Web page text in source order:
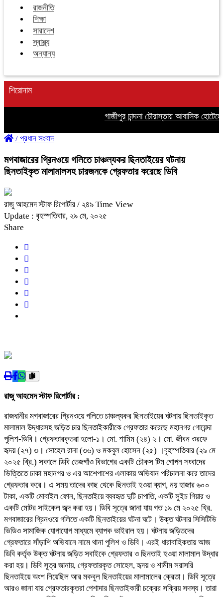
রাজনীতি
শিক্ষা
সারাদেশ
স্বাস্থ্য
অন্যান্য
শিরোনাম
গাজীপুর চান্দনা চৌরাস্তায় আবাসিক
/ প্রধান সংবাদ
মগবাজারের গ্রিনওয়ে গলিতে চাঞ্চল্যকর ছিনতাইয়ের ঘটনায়
ছিনতাইকৃত মালামালসহ চারজনকে গ্রেফতার করেছে ডিবি
রাজু আহমেদ স্টাফ রিপোর্টার / ২৪৯ Time View
Update : বৃহস্পতিবার, ২৯ মে, ২০২৫
Share
রাজু আহমেদ স্টাফ রিপোর্টার :
রাজধানীর মগবাজারের গ্রিনওয়ে গলিতে চাঞ্চল্যকর ছিনতাইয়ের ঘটনায় ছিনতাইকৃত
মালামাল উদ্ধারসহ জড়িত চার ছিনতাইকারীকে গ্রেফতার করেছে মহানগর গোয়েন্দা
পুলিশ-ডিবি। গ্রেফতারকৃতরা হলো-১। মো. শামিম (২৪) ২। মো. জীবন ওরফে
হৃদয় (২৭) ৩। সোহেল রানা (৩৬) ও মকবুল হোসেন (২৫) ।বৃহস্পতিবার (২৯ মে
২০২৫ খ্রি.) সকালে ডিবি তেজগাঁও বিভাগের একটি চৌকস টিম গোপন সংবাদের
ভিত্তিতে ঢাকা মহানগর ও এর আশেপাশের এলাকায় অভিযান পরিচালনা করে তাদের
গ্রেফতার করে। এ সময় তাদের কাছ থেকে ছিনতাই হওয়া ব্যাগ, নয় হাজার ৬০০
টাকা, একটি মোবাইল ফোন, ছিনতাইয়ে ব্যবহৃত দুটি চাপাতি, একটি সুইচ গিয়ার ও
একটি মোটর সাইকেল জব্দ করা হয়। ডিবি সূত্রে জানা যায় গত ১৯ মে ২০২৫ খ্রি.
মগবাজারের গ্রিনওয়ে গলিতে একটি ছিনতাইয়ের ঘটনা ঘটে। উক্ত ঘটনার সিসিটিভি
ভিডিও সামাজিক যোগাযোগ মাধ্যমে ব্যাপক ভাইরাল হয়। ঘটনায় জড়িতদের
গ্রেফতারে সাঁড়াশি অভিযানে নামে থানা পুলিশ ও ডিবি। এরই ধারাবাহিকতায় আজ
ডিবি কর্তৃক উক্ত ঘটনায় জড়িত সবাইকে গ্রেফতার ও ছিনতাই হওয়া মালামাল উদ্ধার
করা হয়। ডিবি সূত্র জানায়, গ্রেফতারকৃত সোহেল, হৃদয় ও শামীম সরাসরি
ছিনতাইয়ে অংশ নিয়েছিল আর মকবুল ছিনতাইয়ের মালামালের ক্রেতা। ডিবি সূত্রে
আরও জানা যায় গ্রেফতারকৃতরা পেশাদার ছিনতাইকারী চক্রের সক্রিয় সদস্য। তারা